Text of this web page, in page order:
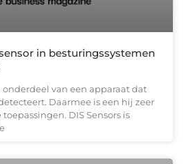
in besturingssystemen
onderdeel van een apparaat dat
Daarmee is een hij zeer
DIS Sensors is